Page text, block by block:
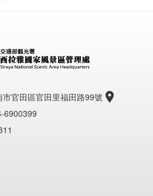
官田區官田里福田路99號
6900399